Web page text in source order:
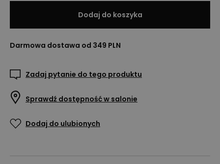
Dodaj do koszyka
Darmowa dostawa od 349 PLN
Zadaj pytanie do tego produktu
Sprawdź dostępność w salonie
Dodaj do ulubionych